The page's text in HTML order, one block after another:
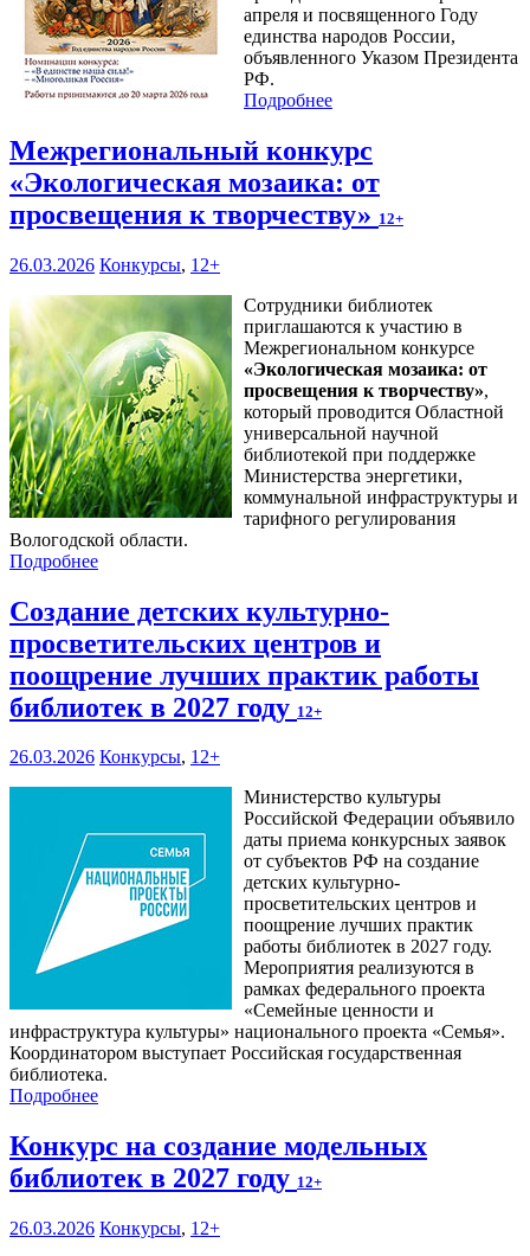
апреля и посвященного Году
единства народов России,
объявленного Указом Президента
РФ.
Подробнее
Межрегиональный конкурс
«Экологическая мозаика: от
просвещения к творчеству» 12+
26.03.2026 Конкурсы, 12+
Сотрудники библиотек
приглашаются к участию в
Межрегиональном конкурсе
«Экологическая мозаика: от
просвещения к творчеству»,
который проводится Областной
универсальной научной
библиотекой при поддержке
Министерства энергетики,
коммунальной инфраструктуры и
тарифного регулирования
Вологодской области.
Подробнее
Создание детских культурно-
просветительских центров и
поощрение лучших практик работы
библиотек в 2027 году 12+
26.03.2026 Конкурсы, 12+
Министерство культуры
Российской Федерации объявило
даты приема конкурсных заявок
от субъектов РФ на создание
детских культурно-
просветительских центров и
поощрение лучших практик
работы библиотек в 2027 году.
Мероприятия реализуются в
рамках федерального проекта
«Семейные ценности и
инфраструктура культуры» национального проекта «Семья».
Координатором выступает Российская государственная
библиотека.
Подробнее
Конкурс на создание модельных
библиотек в 2027 году 12+
26.03.2026 Конкурсы, 12+